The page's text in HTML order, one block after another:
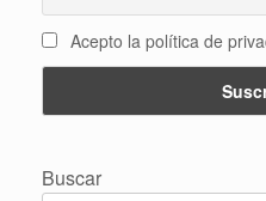
Acepto la política de
Buscar